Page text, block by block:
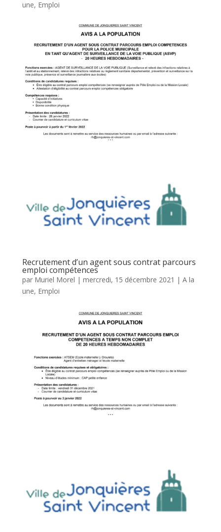
une, Emploi
Recrutement d’un agent sous contrat parcours
emploi compétences
par Muriel Morel | mercredi, 15 décembre 2021 | A la
une, Emploi